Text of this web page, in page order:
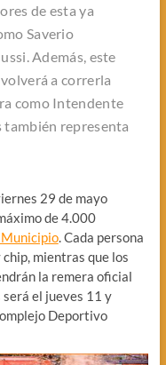
de esta ya
Saverio
Además, este
volverá a correrla
como Intendente
también representa
29 de mayo
de 4.000
. Cada persona
mientras que los
la remera oficial
el jueves 11 y
Deportivo